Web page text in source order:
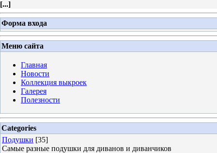
[...]
Форма входа
Меню сайта
Главная
Новости
Коллекция выкроек
Галерея
Полезности
Categories
Подушки [35]
Самые разные подушки для диванов и диванчиков